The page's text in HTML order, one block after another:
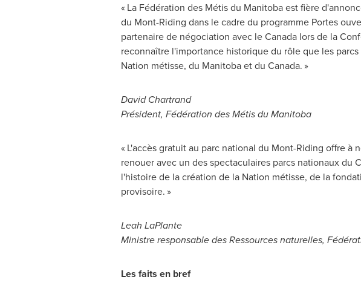
« La Fédération des Métis du Manitobaest fière
du Mont-Riding dans le cadre du programme Portes
partenaire de négociation avec leCanadalors de la
reconnaître l'importance historique du rôle que les
Nation métisse, du Manitobaet du Canada. »
David Chartrand
Président, Fédération des Métis du Manitoba
« L'accès gratuit au parc national du Mont-Riding offre à
renouer avec un des spectaculaires parcs nationaux du
l'histoire de la création de la Nation métisse, de la
provisoire. »
Leah LaPlante
Ministre responsable des Ressources naturelles,
Les faits en bref